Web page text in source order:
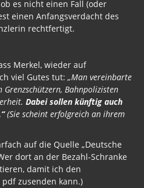
es nicht einen Fall (oder
einen Anfangsverdacht des
rechtfertigt.
Merkel, wieder auf
viel Gutes tut: „Man vereinbarte
Bahnpolizisten
Dabei sollen künftig auch
(Sie scheint erfolgreich an ihrem
auf die Quelle „Deutsche
dort an der Bezahl-Schranke
damit ich den
zusenden kann.)